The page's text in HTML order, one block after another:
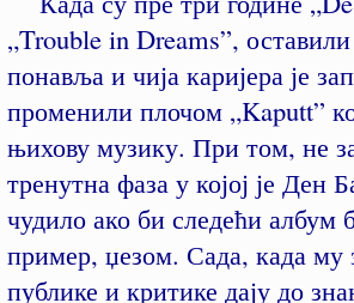
„Trouble in Dreams”,
понавља и чија каријера је
променили плочом „Kaputt”
њихову музику. При том, не
тренутна фаза у којој је Ден
чудило ако би следећи албум
пример, џезом. Сада, када му
публике и критике дају до